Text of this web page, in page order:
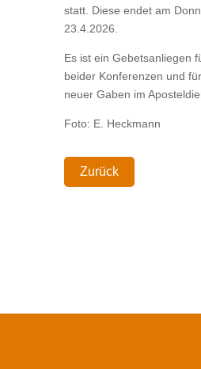
statt. Diese endet am
23.4.2026.
Es ist ein Gebetsanliegen
beider Konferenzen und
neuer Gaben im
Foto: E. Heckmann
Zurück